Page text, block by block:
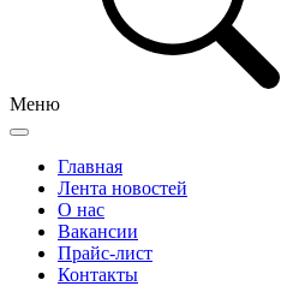
Меню
Главная
Лента новостей
О нас
Вакансии
Прайс-лист
Контакты